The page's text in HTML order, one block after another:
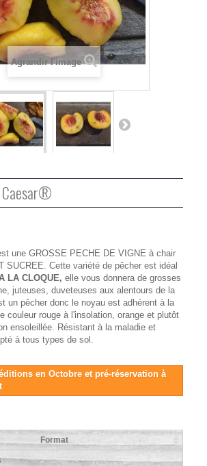
Agrandir l'image
Caesar®
une GROSSE PECHE DE VIGNE à chair
SUCREE. Cette variété de pêcher est idéal
LA CLOQUE, elle vous donnera de grosses
juteuses, duveteuses aux alentours de la
un pêcher donc le noyau est adhérent à la
couleur rouge à l'insolation, orange et plutôt
ensoleillée. Résistant à la maladie et
à tous types de sol.
en Octobre et pré-réservation à
Format